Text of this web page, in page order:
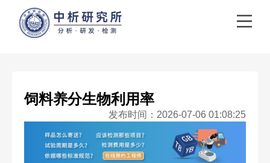
饲料养分生物利用率
发布时间：2026-07-06 01:08:25